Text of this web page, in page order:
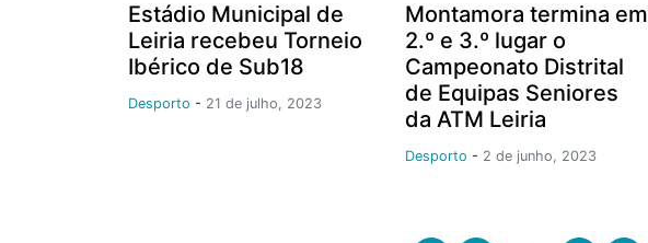
Estádio Municipal de
Leiria recebeu Torneio
Ibérico de Sub18
Desporto - 21 de julho, 2023
Montamora termina em
2.º e 3.º lugar o
Campeonato Distrital
de Equipas Seniores
da ATM Leiria
Desporto - 2 de junho, 2023